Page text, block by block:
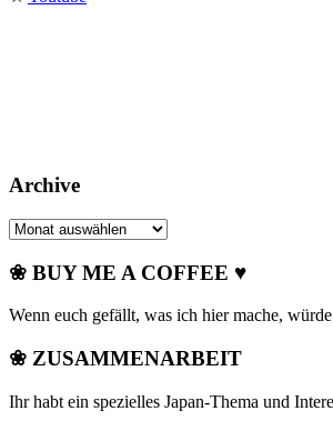
Archive
Archive
❀ BUY ME A COFFEE ♥
Wenn euch gefällt, was ich hier mache,
❀ ZUSAMMENARBEIT
Ihr habt ein spezielles Japan-Thema und